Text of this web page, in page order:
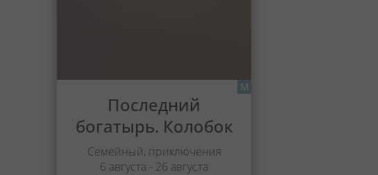
М
Последний
богатырь. Колобок
Семейный, приключения
6 августа - 26 августа